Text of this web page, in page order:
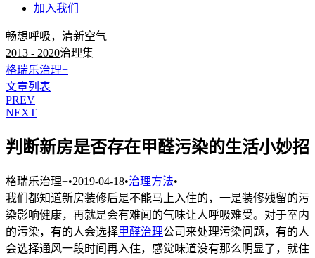
加入我们
畅想呼吸，清新空气
2013 - 2020治理集
格瑞乐治理+
文章列表
PREV
NEXT
判断新房是否存在甲醛污染的生活小妙招
格瑞乐治理+•2019-04-18•治理方法•
我们都知道新房装修后是不能马上入住的，一是装修残留的污
染影响健康，再就是会有难闻的气味让人呼吸难受。对于室内
的污染，有的人会选择甲醛治理公司来处理污染问题，有的人
会选择通风一段时间再入住，感觉味道没有那么明显了，就住